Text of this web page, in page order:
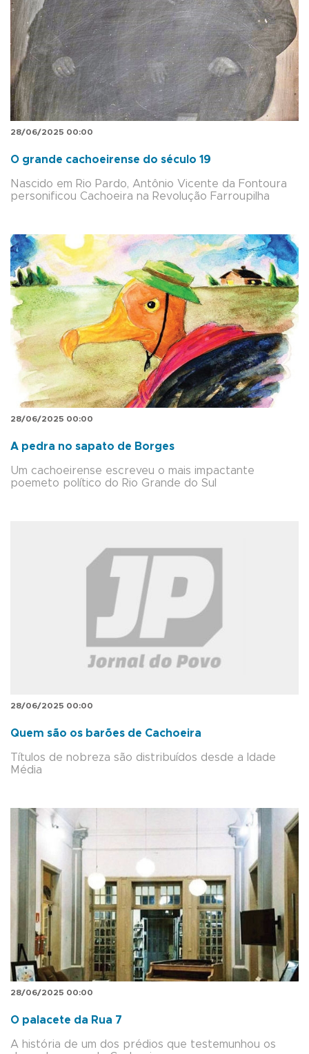
28/06/2025 00:00
O grande cachoeirense do século 19
Nascido em Rio Pardo, Antônio Vicente da Fontoura
personificou Cachoeira na Revolução Farroupilha
28/06/2025 00:00
A pedra no sapato de Borges
Um cachoeirense escreveu o mais impactante
poemeto político do Rio Grande do Sul
28/06/2025 00:00
Quem são os barões de Cachoeira
Títulos de nobreza são distribuídos desde a Idade
Média
28/06/2025 00:00
O palacete da Rua 7
A história de um dos prédios que testemunhou os